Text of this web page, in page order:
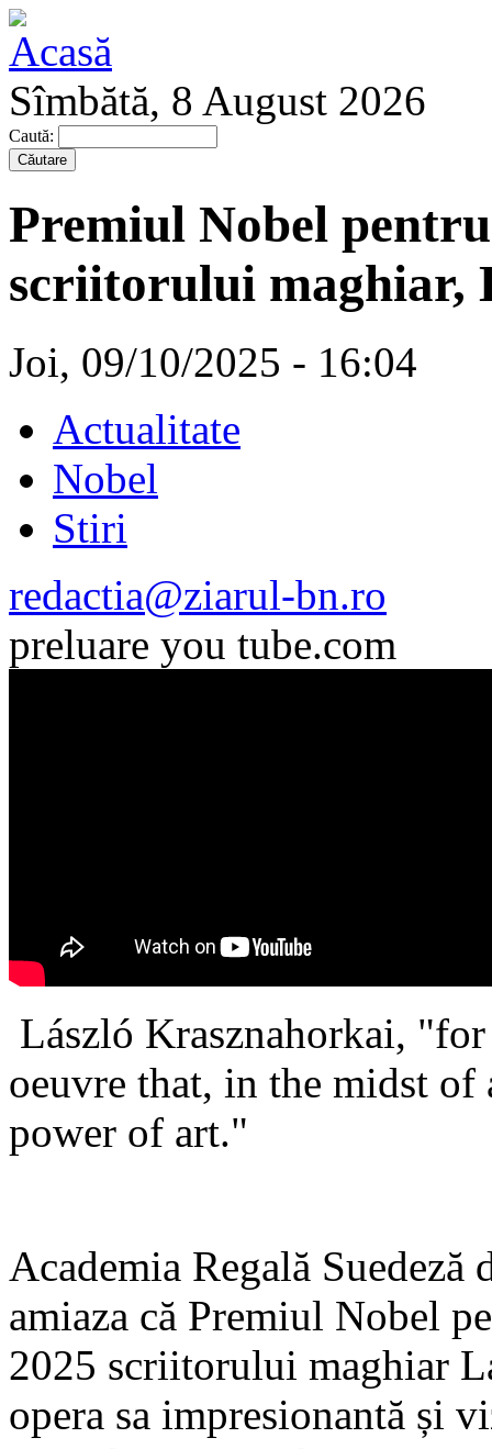
Sîmbătă, 8 August 2026
Caută:
Premiul Nobel
scriitorului maghiar,
Joi, 09/10/2025 - 16:04
Actualitate
Nobel
Stiri
redactia@ziarul-bn.ro
preluare you tube.com
László Krasznahorkai,
oeuvre that, in the midst
power of art."
Academia Regală
amiaza că Premiul Nobel
2025 scriitorului maghiar
opera sa impresionantă și